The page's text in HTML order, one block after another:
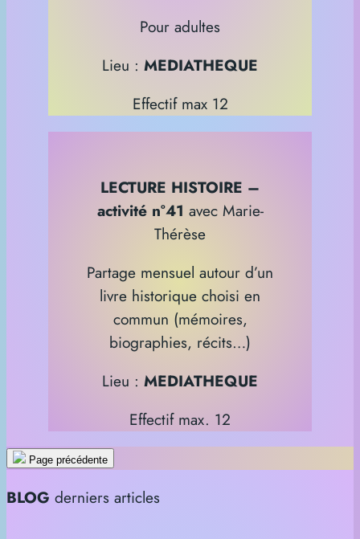
Pour adultes
Lieu : MEDIATHEQUE
Effectif max 12
LECTURE HISTOIRE –
activité n°41 avec Marie-
Thérèse
Partage mensuel autour d’un
livre historique choisi en
commun (mémoires,
biographies, récits…)
Lieu : MEDIATHEQUE
Effectif max. 12
Page précédente
BLOG derniers articles